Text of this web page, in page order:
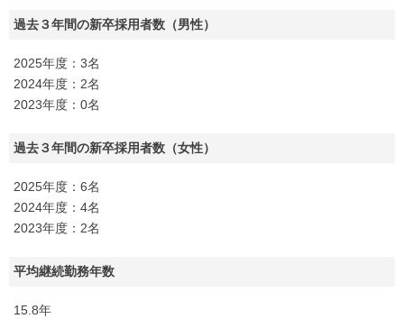
過去３年間の新卒採用者数（男性）
2025年度：3名
2024年度：2名
2023年度：0名
過去３年間の新卒採用者数（女性）
2025年度：6名
2024年度：4名
2023年度：2名
平均継続勤務年数
15.8年